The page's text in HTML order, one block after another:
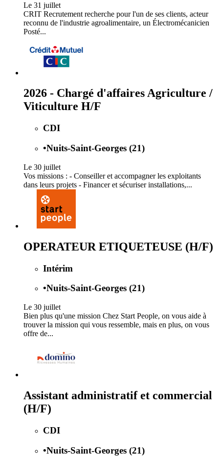
Le 31 juillet
CRIT Recrutement recherche pour l'un de ses clients, acteur
reconnu de l'industrie agroalimentaire, un Électromécanicien
Posté...
2026 - Chargé d'affaires Agriculture /
Viticulture H/F
CDI
•Nuits-Saint-Georges (21)
Le 30 juillet
Vos missions : - Conseiller et accompagner les exploitants
dans leurs projets - Financer et sécuriser installations,...
OPERATEUR ETIQUETEUSE (H/F)
Intérim
•Nuits-Saint-Georges (21)
Le 30 juillet
Bien plus qu'une mission Chez Start People, on vous aide à
trouver la mission qui vous ressemble, mais en plus, on vous
offre de...
Assistant administratif et commercial
(H/F)
CDI
•Nuits-Saint-Georges (21)